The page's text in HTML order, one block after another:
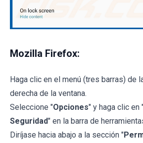
Mozilla Firefox:
Haga clic en el menú (tres barras) de
derecha de la ventana.
Seleccione "Opciones" y haga clic en
Seguridad" en la barra de
Diríjase hacia abajo a la sección "